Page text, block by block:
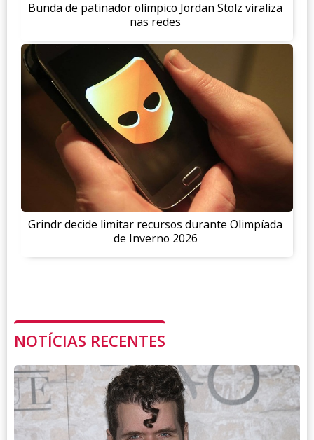
Bunda de patinador olímpico Jordan Stolz viraliza
nas redes
Grindr decide limitar recursos durante Olimpíada
de Inverno 2026
NOTÍCIAS RECENTES